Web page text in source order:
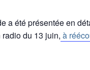
a été présentée en
radio du 13 juin, à